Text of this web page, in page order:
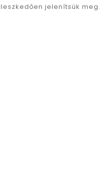
jelenítsük meg.